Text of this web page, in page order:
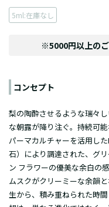
5ml:在庫なし
※5000円以上の
コンセプト
梨の陶酔させるような瑞々
な朝露が降り注ぐ。持続可
パーマカルチャーを活用し
石）により調達された、グ
ン フラワーの優美な余白の
ムスクがクリーミーな余韻
生から、積み重ねられた時